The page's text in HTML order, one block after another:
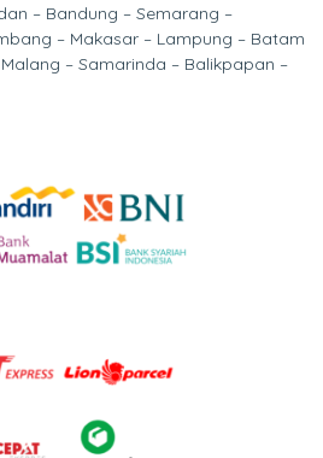
– Bandung – Semarang –
– Makasar – Lampung – Batam
– Samarinda – Balikpapan –